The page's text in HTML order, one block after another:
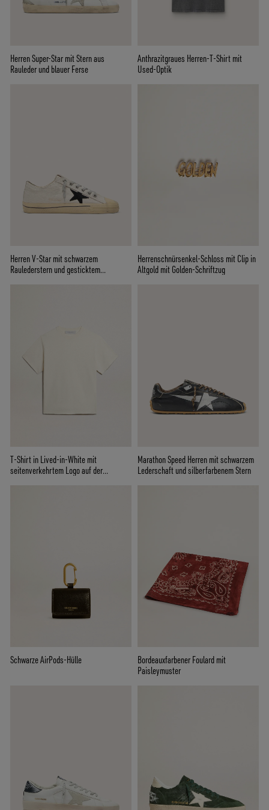
Herren Super-Star mit Stern aus
Rauleder und blauer Ferse
Anthrazitgraues Herren-T-Shirt mit
Used-Optik
Herren V-Star mit schwarzem
Raulederstern und gesticktem
Herrenschnürsenkel-Schloss mit Clip in
Altgold mit Golden-Schriftzug
T-Shirt in Lived-in-White mit
seitenverkehrtem Logo auf der
Marathon Speed Herren mit schwarzem
Lederschaft und silberfarbenem Stern
Schwarze AirPods-Hülle
Bordeauxfarbener Foulard mit
Paisleymuster